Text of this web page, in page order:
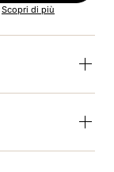
Scopri di più